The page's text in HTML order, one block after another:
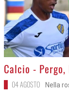
>
Calcio -
04 AGOSTO Nella